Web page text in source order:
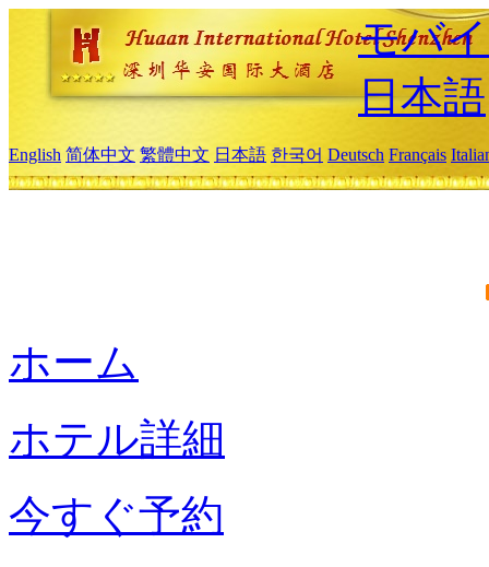
モバ
日本語
English 简体中文 繁體中文 日本語 한국어 Deutsch Français
ホーム
ホテル詳細
今すぐ予約